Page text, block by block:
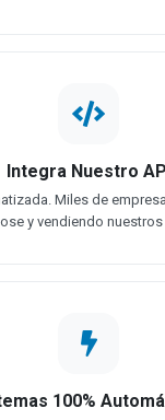
Integra Nuestro
Miles de
y vendiendo
100%